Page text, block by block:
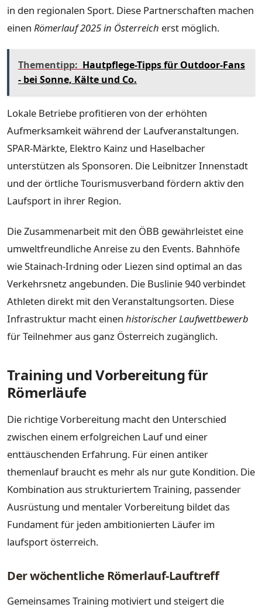
in den regionalen Sport. Diese Partnerschaften machen
einen Römerlauf 2025 in Österreich erst möglich.
Thementipp: Hautpflege-Tipps für Outdoor-Fans
- bei Sonne, Kälte und Co.
Lokale Betriebe profitieren von der erhöhten
Aufmerksamkeit während der Laufveranstaltungen.
SPAR-Märkte, Elektro Kainz und Haselbacher
unterstützen als Sponsoren. Die Leibnitzer Innenstadt
und der örtliche Tourismusverband fördern aktiv den
Laufsport in ihrer Region.
Die Zusammenarbeit mit den ÖBB gewährleistet eine
umweltfreundliche Anreise zu den Events. Bahnhöfe
wie Stainach-Irdning oder Liezen sind optimal an das
Verkehrsnetz angebunden. Die Buslinie 940 verbindet
Athleten direkt mit den Veranstaltungsorten. Diese
Infrastruktur macht einen historischer Laufwettbewerb
für Teilnehmer aus ganz Österreich zugänglich.
Training und Vorbereitung für
Römerläufe
Die richtige Vorbereitung macht den Unterschied
zwischen einem erfolgreichen Lauf und einer
enttäuschenden Erfahrung. Für einen antiker
themenlauf braucht es mehr als nur gute Kondition. Die
Kombination aus strukturiertem Training, passender
Ausrüstung und mentaler Vorbereitung bildet das
Fundament für jeden ambitionierten Läufer im
laufsport österreich.
Der wöchentliche Römerlauf-Lauftreff
Gemeinsames Training motiviert und steigert die